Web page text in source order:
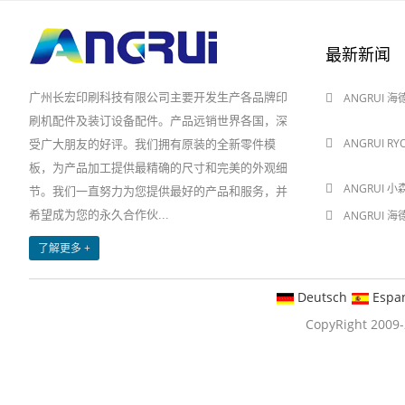
广州长宏印刷科技有限公司主要开发生产各品牌印
刷机配件及装订设备配件。产品远销世界各国，深
受广大朋友的好评。我们拥有原装的全新零件模
板，为产品加工提供最精确的尺寸和完美的外观细
节。我们一直努力为您提供最好的产品和服务，并
希望成为您的永久合作伙...
了解更多 +
最新新闻
ANGRUI 海
ANGRUI
ANGRUI 小
ANGRUI 海
Deutsch
CopyRight